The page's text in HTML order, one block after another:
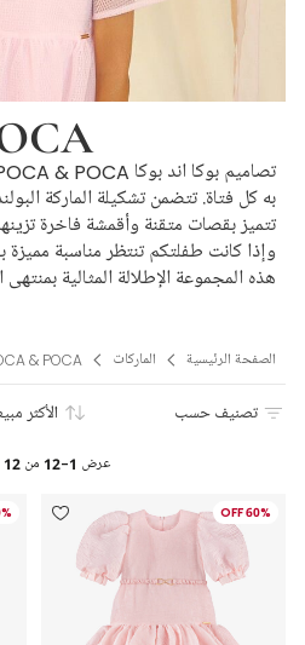
به كل فتاة. تتضمن تشكيلة الماركة
تتميز بقصات متقنة وأقمشة فاخرة
وإذا كانت طفلتكم تنتظر مناسبة
هذه المجموعة الإطلالة المثالية بمنتهى
الصفحة الرئيسية الماركات & POCA
تصنيف حسب الأكثر
عرض 1-12 من 12
60% OFF